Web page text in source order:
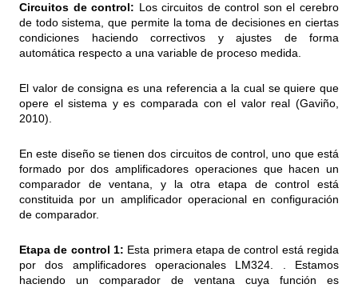
Circuitos de control: Los circuitos de control son el cerebro
de todo sistema, que permite la toma de decisiones en ciertas
condiciones haciendo correctivos y ajustes de forma
automática respecto a una variable de proceso medida.
El valor de consigna es una referencia a la cual se quiere que
opere el sistema y es comparada con el valor real (Gaviño,
2010).
En este diseño se tienen dos circuitos de control, uno que está
formado por dos amplificadores operaciones que hacen un
comparador de ventana, y la otra etapa de control está
constituida por un amplificador operacional en configuración
de comparador.
Etapa de control 1: Esta primera etapa de control está regida
por dos amplificadores operacionales LM324. . Estamos
haciendo un comparador de ventana cuya función es